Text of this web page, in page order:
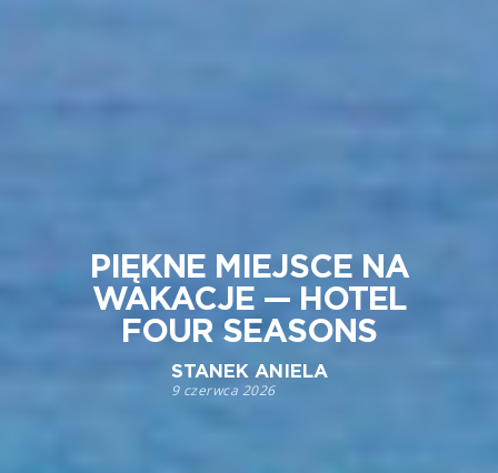
PIĘKNE MIEJSCE NA
WAKACJE — HOTEL
FOUR SEASONS
STANEK ANIELA
9 czerwca 2026